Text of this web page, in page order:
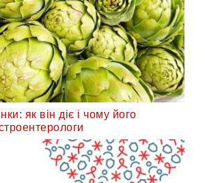
як він діє і чому його